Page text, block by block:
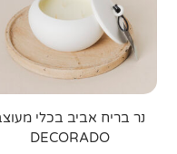
נר בריח אביב בכלי מעוצב
DECORADO